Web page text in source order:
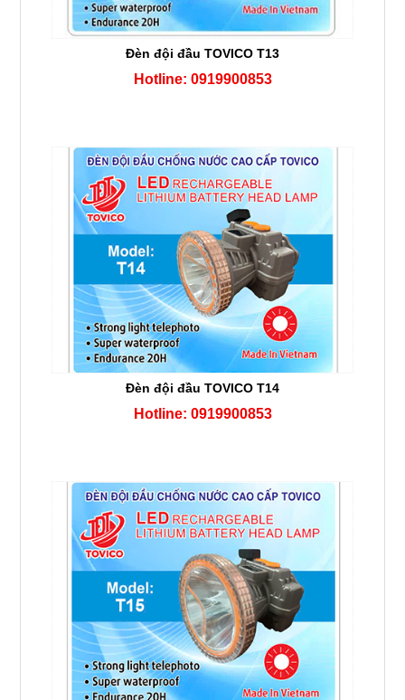
Đèn đội đầu TOVICO T13
Hotline: 0919900853
Đèn đội đầu TOVICO T14
Hotline: 0919900853